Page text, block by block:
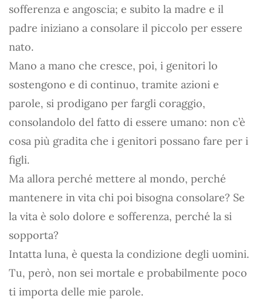
sofferenza e angoscia; e subito la madre e il
padre iniziano a consolare il piccolo per essere
nato.
Mano a mano che cresce, poi, i genitori lo
sostengono e di continuo, tramite azioni e
parole, si prodigano per fargli coraggio,
consolandolo del fatto di essere umano: non c’è
cosa più gradita che i genitori possano fare per i
figli.
Ma allora perché mettere al mondo, perché
mantenere in vita chi poi bisogna consolare? Se
la vita è solo dolore e sofferenza, perché la si
sopporta?
Intatta luna, è questa la condizione degli uomini.
Tu, però, non sei mortale e probabilmente poco
ti importa delle mie parole.